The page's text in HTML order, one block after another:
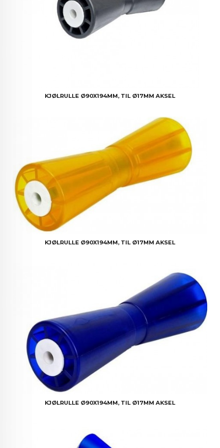
KJØLRULLE Ø90X194MM, TIL Ø17MM AKSEL
KJØLRULLE Ø90X194MM, TIL Ø17MM AKSEL
KJØLRULLE Ø90X194MM, TIL Ø17MM AKSEL